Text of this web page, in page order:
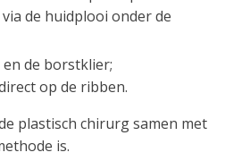
de huidplooi onder de
de borstklier;
op de ribben.
plastisch chirurg samen met
is.